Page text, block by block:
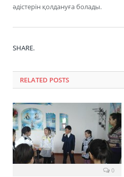
әдістерін қолдануға болады.
SHARE.
RELATED POSTS
0